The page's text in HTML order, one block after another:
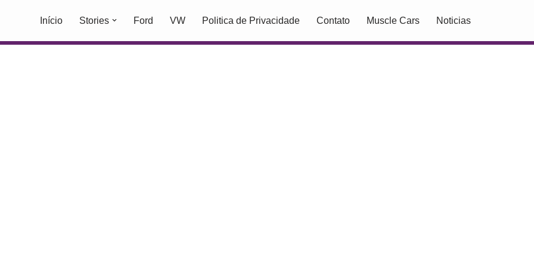
Início Stories Ford VW Politica de Privacidade Contato Muscle Cars Noticias